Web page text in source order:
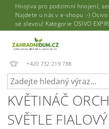
Hnojiva pro podzimní hnojení,
Najdete u nás v e-shopu :-)
se slevou! Kategorie OSIVO
+420 732 219 788
KVĚTINÁČ
SVĚTLE FIALOVÝ